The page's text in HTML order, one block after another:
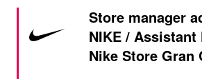
Store manager
NIKE / Assistant
Nike Store Gran